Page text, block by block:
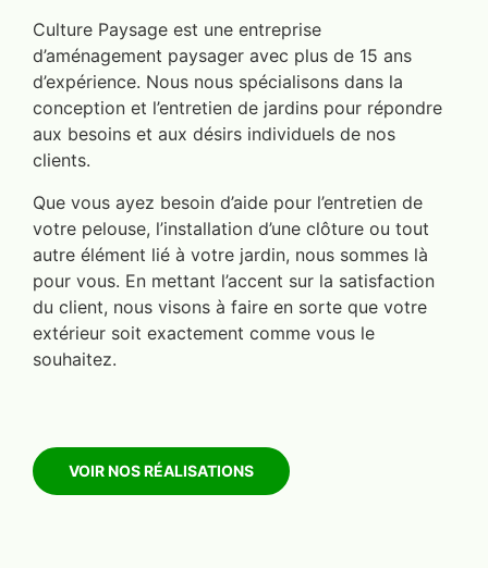
Culture Paysage est une entreprise
d’aménagement paysager avec plus de 15 ans
d’expérience. Nous nous spécialisons dans la
conception et l’entretien de jardins pour répondre
aux besoins et aux désirs individuels de nos
clients.
Que vous ayez besoin d’aide pour l’entretien de
votre pelouse, l’installation d’une clôture ou tout
autre élément lié à votre jardin, nous sommes là
pour vous. En mettant l’accent sur la satisfaction
du client, nous visons à faire en sorte que votre
extérieur soit exactement comme vous le
souhaitez.
VOIR NOS RÉALISATIONS